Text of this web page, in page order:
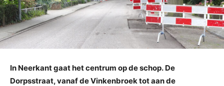
In Neerkant gaat het centrum op de schop. De
Dorpsstraat, vanaf de Vinkenbroek tot aan de